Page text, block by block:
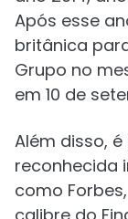
Após esse
britânica
Grupo no
em 10 de
Além disso,
reconhecida
como